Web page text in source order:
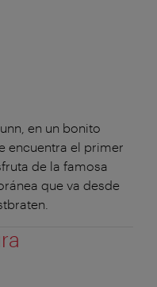
en un bonito
encuentra el primer
de la famosa
que va desde